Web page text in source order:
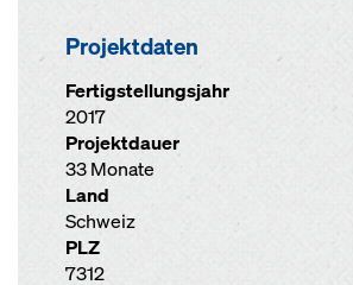
Projektdaten
Fertigstellungsjahr
2017
Projektdauer
33 Monate
Land
Schweiz
PLZ
7312